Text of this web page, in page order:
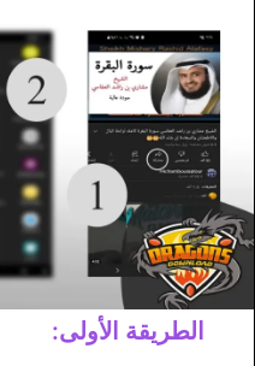
الطريقة الأولى: